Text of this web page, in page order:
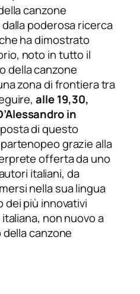
canzone
poderosa ricerca
ha dimostrato
noto in tutto il
della canzone
zona di frontiera tra
alle 19,30,
in
di questo
grazie alla
offerta da uno
italiani, da
nella sua lingua
dei più innovativi
non nuovo a
della canzone